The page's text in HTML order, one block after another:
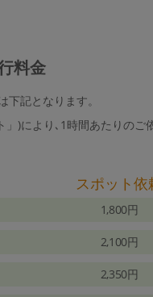
料金
記となります。
)により､1時間あたりのご
スポット依
1,800円
2,100円
2,350円